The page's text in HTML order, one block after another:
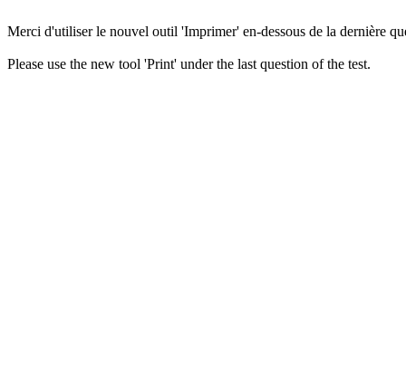
Merci d'utiliser le nouvel outil 'Imprimer' en-dessous de la dernière
Please use the new tool 'Print' under the last question of the test.